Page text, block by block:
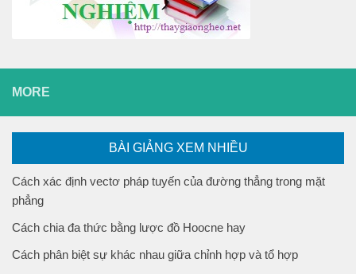
MORE
BÀI GIẢNG XEM NHIỀU
Cách xác định vectơ pháp tuyến của đường thẳng trong mặt
phẳng
Cách chia đa thức bằng lược đồ Hoocne hay
Cách phân biệt sự khác nhau giữa chỉnh hợp và tổ hợp